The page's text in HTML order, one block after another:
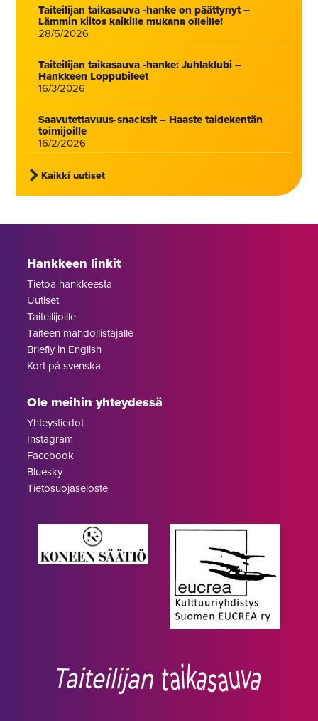
Taiteilijan taikasauva -hanke on päättynyt –
Lämmin kiitos kaikille mukana olleille!
28/5/2026
Taiteilijan taikasauva -hanke: Juhlaklubi –
Hankkeen Loppubileet
16/3/2026
Saavutettavuus-snacksit – Haaste taidekentän
toimijoille
16/2/2026
Kaikki uutiset
Hankkeen linkit
Tietoa hankkeesta
Uutiset
Taiteilijoille
Taiteen mahdollistajalle
Briefly in English
Kort på svenska
Ole meihin yhteydessä
Yhteystiedot
Instagram
Facebook
Bluesky
Tietosuojaseloste